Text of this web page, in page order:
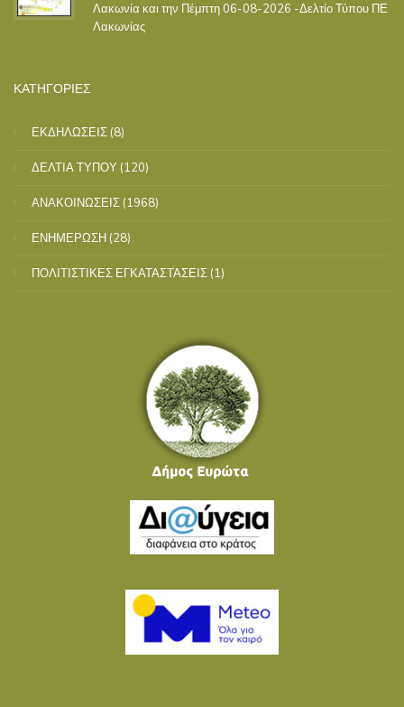
Λακωνία και την Πέμπτη 06-08-2026 -Δελτίο Τύπου ΠΕ
Λακωνίας
ΚΑΤΗΓΟΡΙΕΣ
ΕΚΔΗΛΩΣΕΙΣ (8)
ΔΕΛΤΙΑ ΤΥΠΟΥ (120)
ΑΝΑΚΟΙΝΩΣΕΙΣ (1968)
ΕΝΗΜΕΡΩΣΗ (28)
ΠΟΛΙΤΙΣΤΙΚΕΣ ΕΓΚΑΤΑΣΤΑΣΕΙΣ (1)